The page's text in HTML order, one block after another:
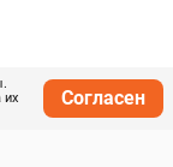
их
Согласен